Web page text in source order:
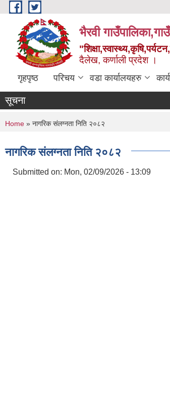
Skip to main content
भैरवी
दैलेख, कर्णाली प्रदेश ।
गृहपृष्ठ परिचय वडा कार्यालयहरु
सूचना
You are here
Home » नागरिक संलग्नता निति २०८२
नागरिक संलग्नता निति २०८२
Submitted on: Mon, 02/09/2026 - 13:09